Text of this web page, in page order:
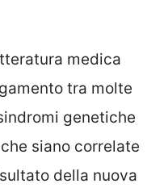
medica
tra molte
genetiche
che siano correlate
della nuova